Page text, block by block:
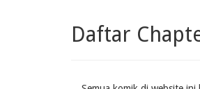
Daftar